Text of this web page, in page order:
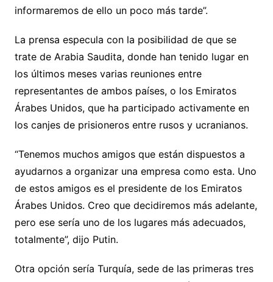
informaremos de ello un poco más tarde”.
La prensa especula con la posibilidad de que se
trate de Arabia Saudita, donde han tenido lugar en
los últimos meses varias reuniones entre
representantes de ambos países, o los Emiratos
Árabes Unidos, que ha participado activamente en
los canjes de prisioneros entre rusos y ucranianos.
“Tenemos muchos amigos que están dispuestos a
ayudarnos a organizar una empresa como esta. Uno
de estos amigos es el presidente de los Emiratos
Árabes Unidos. Creo que decidiremos más adelante,
pero ese sería uno de los lugares más adecuados,
totalmente”, dijo Putin.
Otra opción sería Turquía, sede de las primeras tres